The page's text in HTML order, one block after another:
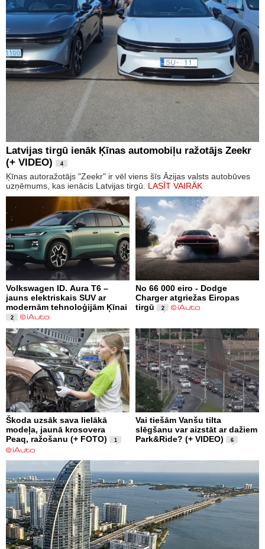
Latvijas tirgū ienāk Ķīnas automobiļu ražotājs Zeekr
(+ VIDEO)
4
Ķīnas autoražotājs "Zeekr" ir vēl viens šīs Āzijas valsts autobūves
uzņēmums, kas ienācis Latvijas tirgū. LASĪT VAIRĀK
Volkswagen ID. Aura T6 –
jauns elektriskais SUV ar
modernām tehnoloģijām Ķīnai
2
No 66 000 eiro - Dodge
Charger atgriežas Eiropas
tirgū
2
Škoda uzsāk sava lielākā
modeļa, jaunā krosovera
Peaq, ražošanu (+ FOTO)
1
Vai tiešām Vanšu tilta
slēgšanu var aizstāt ar dažiem
Park&Ride? (+ VIDEO)
6